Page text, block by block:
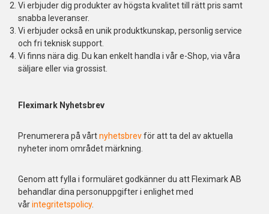
Vi erbjuder dig produkter av högsta kvalitet till rätt pris samt
snabba leveranser.
Vi erbjuder också en unik produktkunskap, personlig service
och fri teknisk support.
Vi finns nära dig. Du kan enkelt handla i vår e-Shop, via våra
säljare eller via grossist.
Fleximark Nyhetsbrev
Prenumerera på vårtnyhetsbrevför att ta del av aktuella
nyheter inom området märkning.
Genom att fylla i formuläret godkänner du att Fleximark AB
behandlar dina personuppgifter i enlighet med
vårintegritetspolicy.